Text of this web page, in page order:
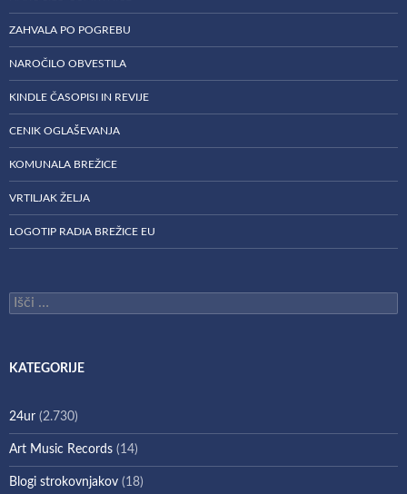
ZAHVALA PO POGREBU
NAROČILO OBVESTILA
KINDLE ČASOPISI IN REVIJE
CENIK OGLAŠEVANJA
KOMUNALA BREŽICE
VRTILJAK ŽELJA
LOGOTIP RADIA BREŽICE EU
Išči:
KATEGORIJE
24ur (2.730)
Art Music Records (14)
Blogi strokovnjakov (18)